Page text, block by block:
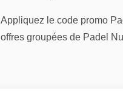
Appliquez le code promo
offres groupées de Padel